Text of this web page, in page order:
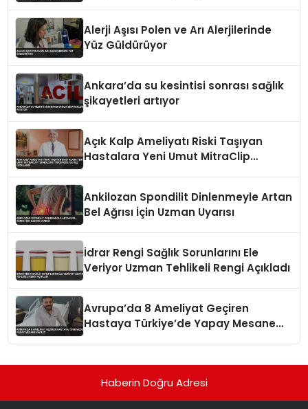
Alerji Aşısı Polen ve Arı Alerjilerinde
Yüz Güldürüyor
Ankara’da su kesintisi sonrası sağlık
şikayetleri artıyor
Açık Kalp Ameliyatı Riski Taşıyan
Hastalara Yeni Umut MitraClip
Ankilozan Spondilit Dinlenmeyle Artan
Bel Ağrısı İçin Uzman Uyarısı
İdrar Rengi Sağlık Sorunlarını Ele
Veriyor Uzman Tehlikeli Rengi Açıkladı
Avrupa’da 8 Ameliyat Geçiren
Hastaya Türkiye’de Yapay Mesane
Haberin Doğru Adresi